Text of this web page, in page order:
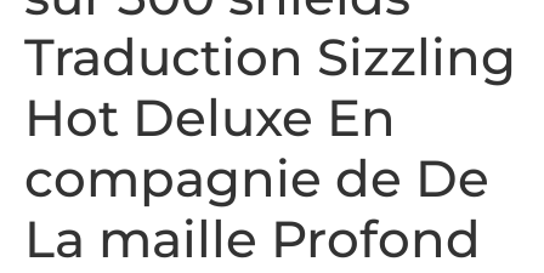
Traduction Sizzling
Hot Deluxe En
compagnie de De
La maille Profond